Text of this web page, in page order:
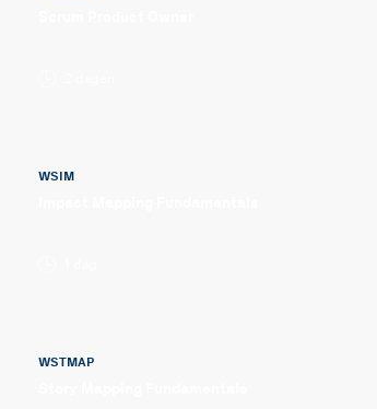
WSIM
WSTMAP